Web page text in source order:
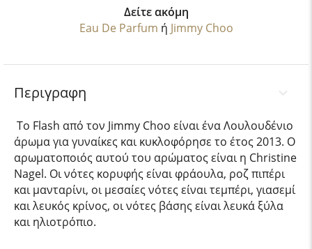
Δείτε ακόμη
Eau De Parfum ή Jimmy Choo
Περιγραφη
Το Flash από τον Jimmy Choo είναι ένα Λουλουδένιο
άρωμα για γυναίκες και κυκλοφόρησε το έτος 2013. Ο
αρωματοποιός αυτού του αρώματος είναι η Christine
Nagel. Οι νότες κορυφής είναι φράουλα, ροζ πιπέρι
και μανταρίνι, οι μεσαίες νότες είναι τεμπέρι, γιασεμί
και λευκός κρίνος, οι νότες βάσης είναι λευκά ξύλα
και ηλιοτρόπιο.